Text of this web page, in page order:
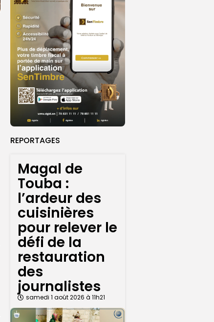
REPORTAGES
Magal de
Touba :
l’ardeur des
cuisinières
pour relever le
défi de la
restauration
des
journalistes
samedi 1 août 2026 à 11h21